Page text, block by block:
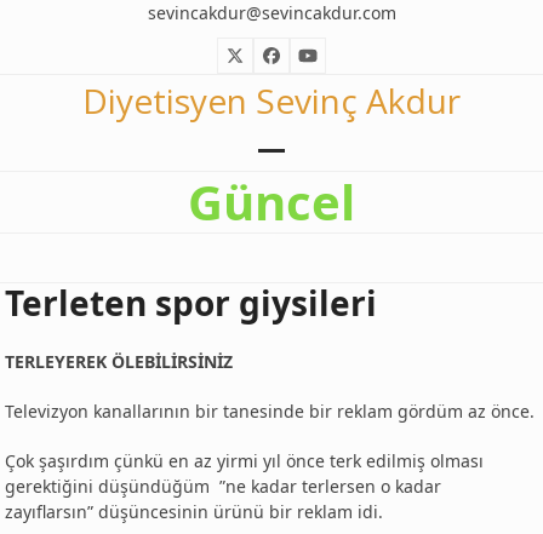
sevincakdur@sevincakdur.com
TwitterFacebookYouTube
Diyetisyen Sevinç Akdur
mobile
mobile
Güncel
Terleten spor giysileri
TERLEYEREK ÖLEBİLİRSİNİZ
Televizyon kanallarının bir tanesinde bir reklam gördüm az önce.
Çok şaşırdım çünkü en az yirmi yıl önce terk edilmiş olması
gerektiğini düşündüğüm ”ne kadar terlersen o kadar
zayıflarsın” düşüncesinin ürünü bir reklam idi.